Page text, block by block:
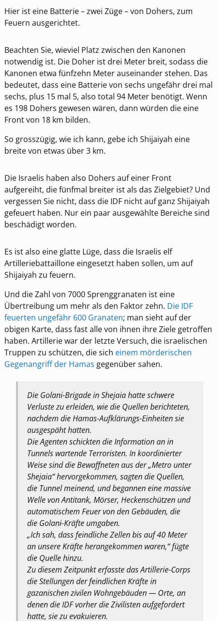
Hier ist eine Batterie – zwei Züge – von Dohers, zum
Feuern ausgerichtet.
Beachten Sie, wieviel Platz zwischen den Kanonen
notwendig ist. Die Doher ist drei Meter breit, sodass die
Kanonen etwa fünfzehn Meter auseinander stehen. Das
bedeutet, dass eine Batterie von sechs ungefähr drei mal
sechs, plus 15 mal 5, also total 94 Meter benötigt. Wenn
es 198 Dohers gewesen wären, dann würden die eine
Front von 18 km bilden.
So grosszügig, wie ich kann, gebe ich Shijaiyah eine
breite von etwas über 3 km.
Die Israelis haben also Dohers auf einer Front
aufgereiht, die fünfmal breiter ist als das Zielgebiet? Und
vergessen Sie nicht, dass die IDF nicht auf ganz Shijaiyah
gefeuert haben. Nur ein paar ausgewählte Bereiche sind
beschädigt worden.
Es ist also eine glatte Lüge, dass die Israelis elf
Artilleriebattaillone eingesetzt haben sollen, um auf
Shijaiyah zu feuern.
Und die Zahl von 7000 Sprenggranaten ist eine
Übertreibung um mehr als den Faktor zehn. Die IDF
feuerten ungefähr 600 Granaten; man sieht auf der
obigen Karte, dass fast alle von ihnen ihre Ziele getroffen
haben. Artillerie war der letzte Versuch, die israelischen
Truppen zu schützen, die sich einem mörderischen
Gegenangriff der Hamas gegenüber sahen.
Die Golani-Brigade in Shejaia hatte schwere
Verluste zu erleiden, wie die Quellen berichteten,
nachdem die Hamas-Aufklärungs-Einheiten sie
ausgespäht hatten.
Die Agenten schickten die Information an in
Tunnels wartende Terroristen. In koordinierter
Weise sind die Bewaffneten aus der „Metro unter
Shejaia“ hervorgekommen, sagten die Quellen,
die Tunnel meinend, und begannen eine massive
Welle von Antitank, Mörser, Heckenschützen und
automatischem Feuer von den Gebäuden, die
die Golani-Kräfte umgaben.
„Ich sah, dass feindliche Zellen bis auf 40 Meter
an unsere Kräfte herangekommen waren,“ fügte
die Quelle hinzu.
Zu diesem Zeitpunkt erfasste das Artillerie-Corps
die Stellungen der feindlichen Kräfte in
gazanischen zivilen Wohngebäuden — Orte, an
denen die IDF vorher die Zivilisten aufgefordert
hatte, sie zu evakuieren.